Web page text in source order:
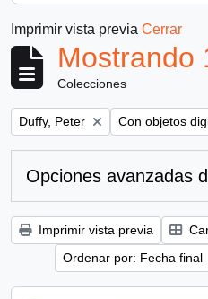
Imprimir vista previa Cerrar
Mostrando
Colecciones
Remove filter:
Duffy, Peter Remove filter:
Con objetos
Opciones avanzadas
Imprimir vista previa
Ordenar por: Fecha final